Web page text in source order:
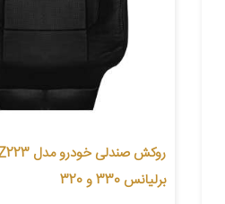
برلیانس 330 و 320